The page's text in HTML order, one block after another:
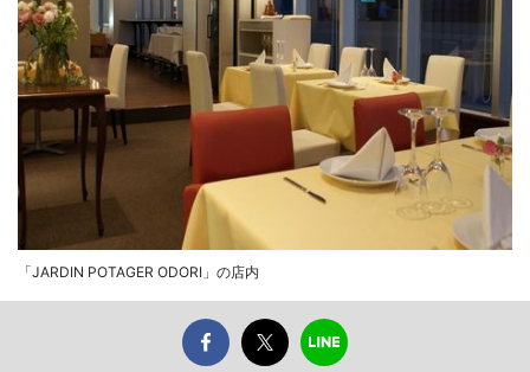
「JARDIN POTAGER ODORI」の店内